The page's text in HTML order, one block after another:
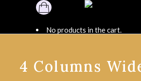
No products in the cart.
4 Columns